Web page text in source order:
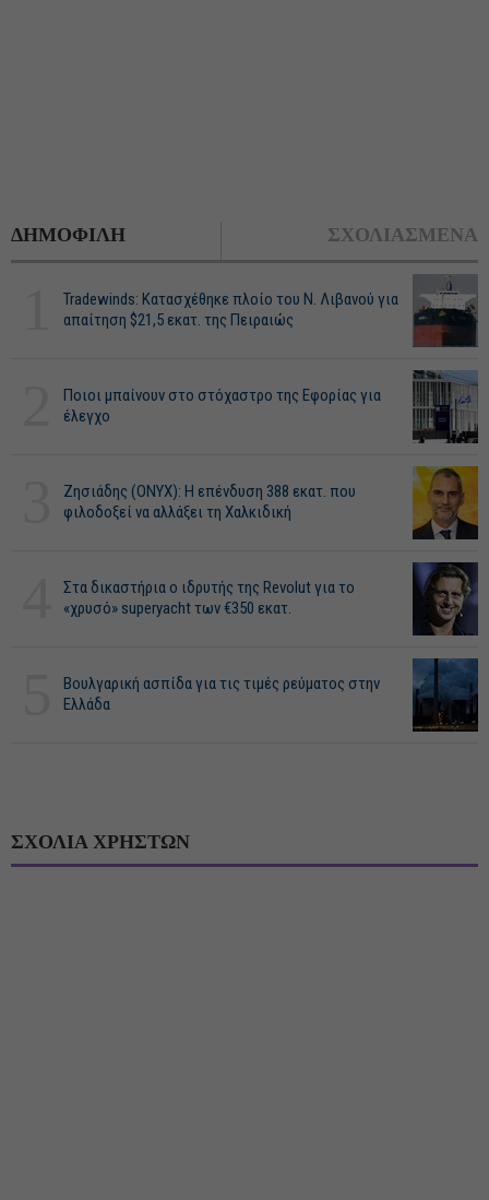
ΔΗΜΟΦΙΛΗ ΣΧΟΛΙΑΣΜΕΝΑ
Tradewinds: Κατασχέθηκε πλοίο του Ν. Λιβανού για
απαίτηση $21,5 εκατ. της Πειραιώς
Ποιοι μπαίνουν στο στόχαστρο της Εφορίας για
έλεγχο
Ζησιάδης (ONYX): Η επένδυση 388 εκατ. που
φιλοδοξεί να αλλάξει τη Χαλκιδική
Στα δικαστήρια ο ιδρυτής της Revolut για το
«χρυσό» superyacht των €350 εκατ.
Βουλγαρική ασπίδα για τις τιμές ρεύματος στην
Ελλάδα
ΣΧΟΛΙΑ ΧΡΗΣΤΩΝ